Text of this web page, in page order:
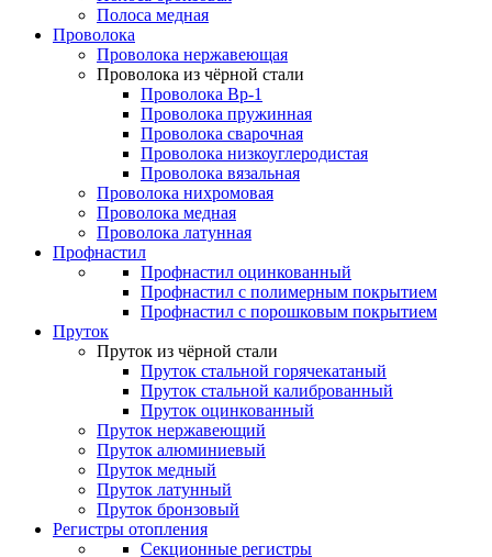
Полоса медная
Проволока
Проволока нержавеющая
Проволока из чёрной стали
Проволока Вр-1
Проволока пружинная
Проволока сварочная
Проволока низкоуглеродистая
Проволока вязальная
Проволока нихромовая
Проволока медная
Проволока латунная
Профнастил
Профнастил оцинкованный
Профнастил с полимерным покрытием
Профнастил с порошковым покрытием
Пруток
Пруток из чёрной стали
Пруток стальной горячекатаный
Пруток стальной калиброванный
Пруток оцинкованный
Пруток нержавеющий
Пруток алюминиевый
Пруток медный
Пруток латунный
Пруток бронзовый
Регистры отопления
Секционные регистры